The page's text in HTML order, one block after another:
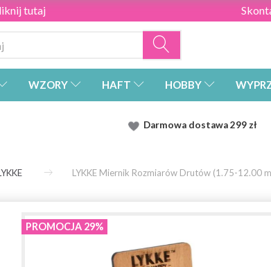
tutaj
WZORY HAFT HOBBY
Darmowa dostawa299 zł
LYKKE Miernik Rozmiarów Drutów (1.75-12.00
PROMOCJA 29%